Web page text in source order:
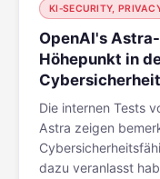
KI‑SECURITY,
OpenAI's
Höhepunkt in
Die internen Tests
Astra zeigen
dazu veranlasst